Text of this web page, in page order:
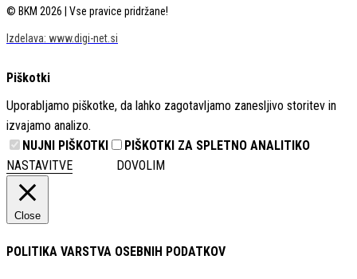
© BKM 2026 | Vse pravice pridržane!
Izdelava: www.digi-net.si
Piškotki
Uporabljamo piškotke, da lahko zagotavljamo zanesljivo storitev in
izvajamo analizo.
NUJNI PIŠKOTKI
PIŠKOTKI ZA SPLETNO ANALITIKO
NASTAVITVE
DOVOLIM
Close
POLITIKA VARSTVA OSEBNIH PODATKOV